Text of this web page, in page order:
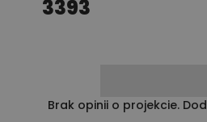
Rekuperacja
3393
Brak opinii o projekcie.